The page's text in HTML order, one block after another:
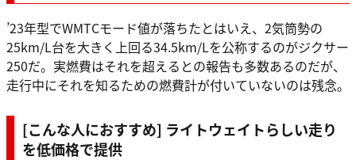
’23年型でWMTCモード値が落ちたとはいえ、2気筒勢の
25km/L台を大きく上回る34.5km/Lを公称するのがジクサー
250だ。実燃費はそれを超えるとの報告も多数あるのだが、
走行中にそれを知るための燃費計が付いていないのは残念。
[こんな人におすすめ] ライトウェイトらしい走り
を低価格で提供